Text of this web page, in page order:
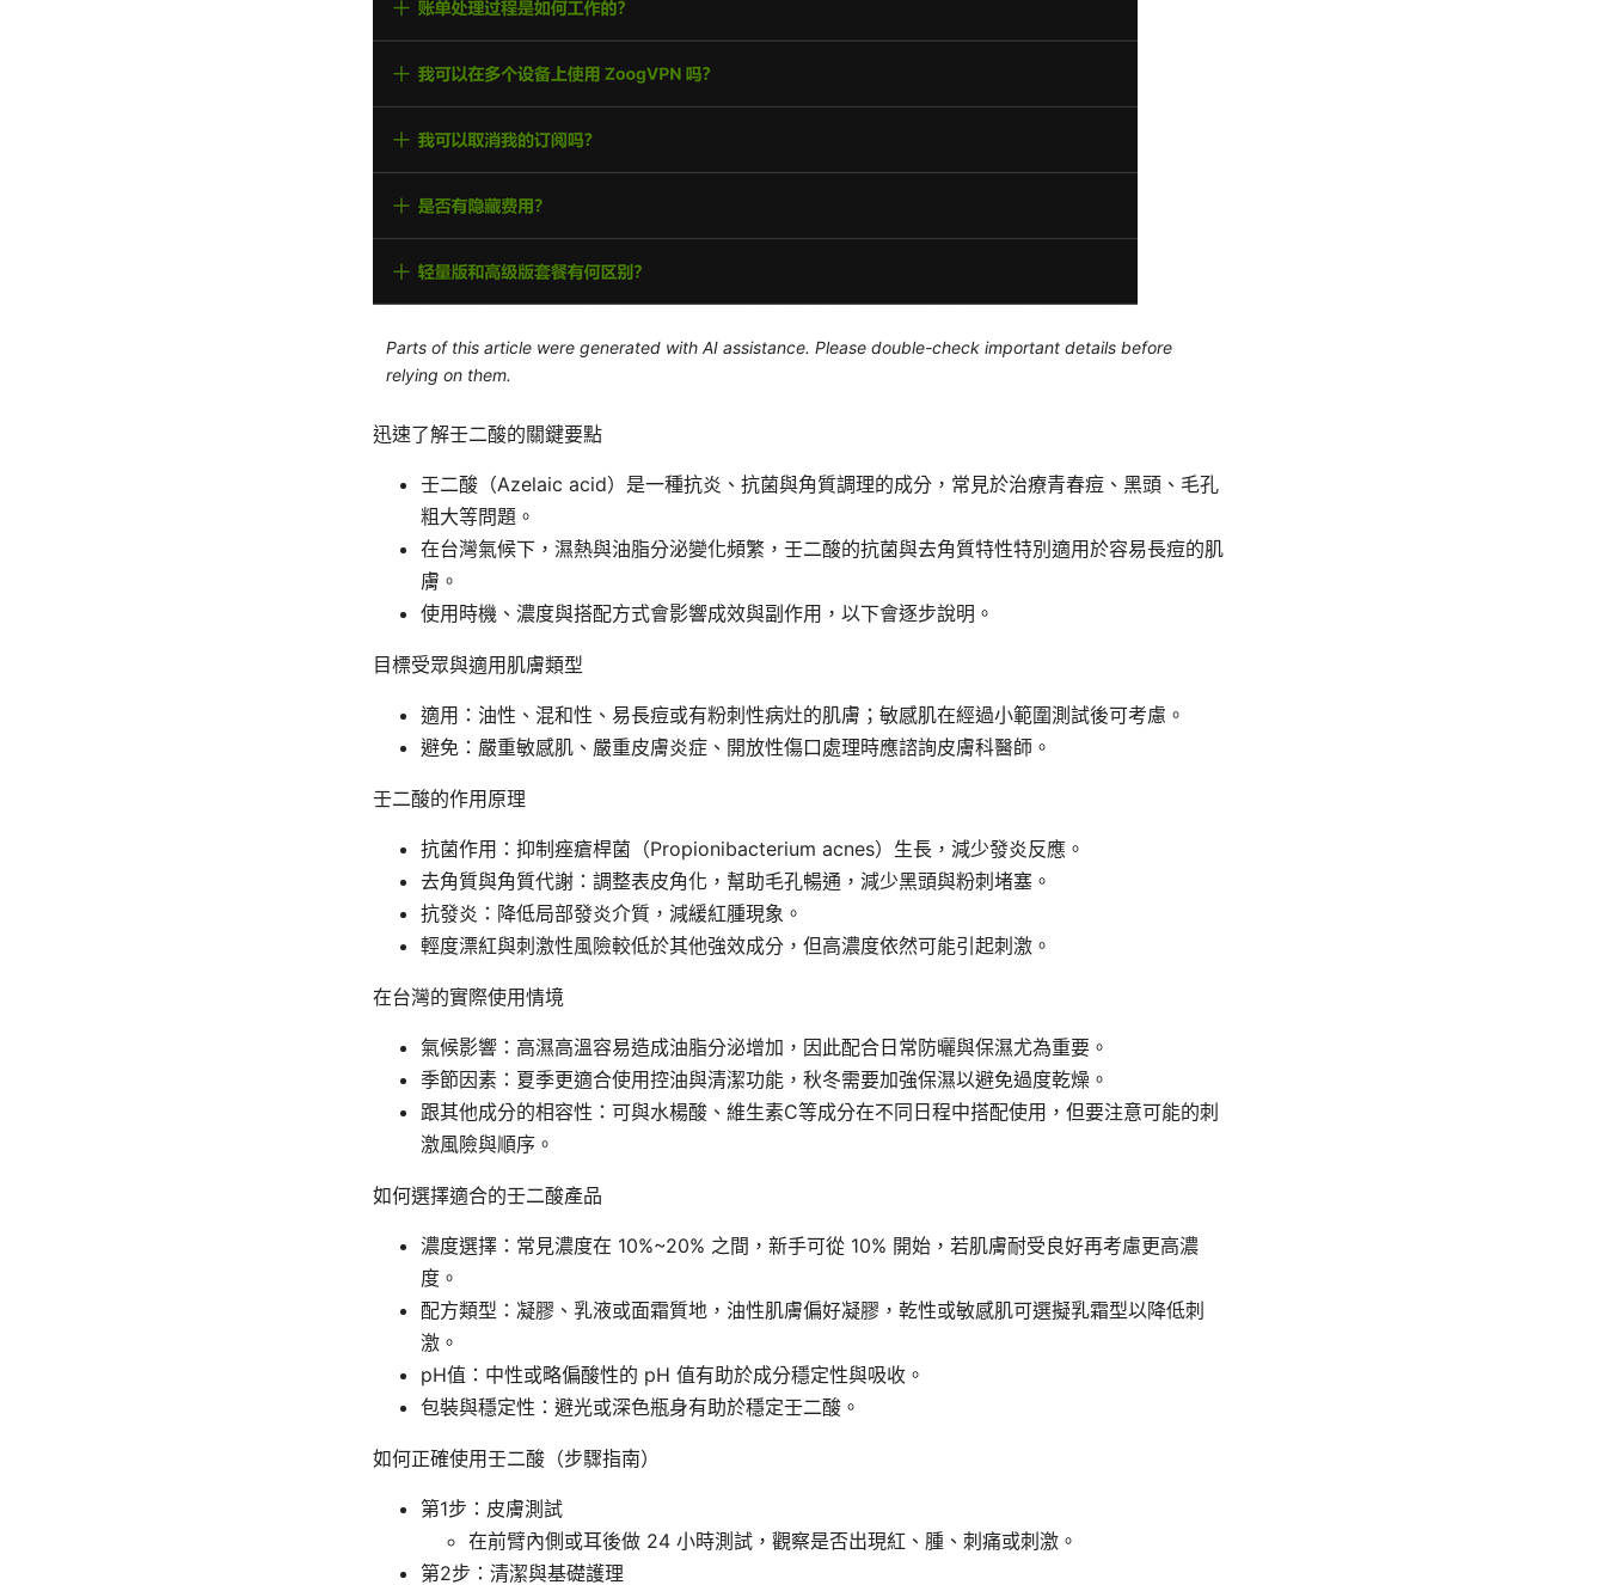
Parts of this article were generated with AI assistance. Please double-check important details before
relying on them.
迅速了解壬二酸的關鍵要點
壬二酸（Azelaic acid）是一種抗炎、抗菌與角質調理的成分，常見於治療青春痘、黑頭、毛孔
粗大等問題。
在台灣氣候下，濕熱與油脂分泌變化頻繁，壬二酸的抗菌與去角質特性特別適用於容易長痘的肌
膚。
使用時機、濃度與搭配方式會影響成效與副作用，以下會逐步說明。
目標受眾與適用肌膚類型
適用：油性、混和性、易長痘或有粉刺性病灶的肌膚；敏感肌在經過小範圍測試後可考慮。
避免：嚴重敏感肌、嚴重皮膚炎症、開放性傷口處理時應諮詢皮膚科醫師。
壬二酸的作用原理
抗菌作用：抑制痤瘡桿菌（Propionibacterium acnes）生長，減少發炎反應。
去角質與角質代謝：調整表皮角化，幫助毛孔暢通，減少黑頭與粉刺堵塞。
抗發炎：降低局部發炎介質，減緩紅腫現象。
輕度漂紅與刺激性風險較低於其他強效成分，但高濃度依然可能引起刺激。
在台灣的實際使用情境
氣候影響：高濕高溫容易造成油脂分泌增加，因此配合日常防曬與保濕尤為重要。
季節因素：夏季更適合使用控油與清潔功能，秋冬需要加強保濕以避免過度乾燥。
跟其他成分的相容性：可與水楊酸、維生素C等成分在不同日程中搭配使用，但要注意可能的刺
激風險與順序。
如何選擇適合的壬二酸產品
濃度選擇：常見濃度在 10%~20% 之間，新手可從 10% 開始，若肌膚耐受良好再考慮更高濃
度。
配方類型：凝膠、乳液或面霜質地，油性肌膚偏好凝膠，乾性或敏感肌可選擬乳霜型以降低刺
激。
pH值：中性或略偏酸性的 pH 值有助於成分穩定性與吸收。
包裝與穩定性：避光或深色瓶身有助於穩定壬二酸。
如何正確使用壬二酸（步驟指南）
第1步：皮膚測試
在前臂內側或耳後做 24 小時測試，觀察是否出現紅、腫、刺痛或刺激。
第2步：清潔與基礎護理